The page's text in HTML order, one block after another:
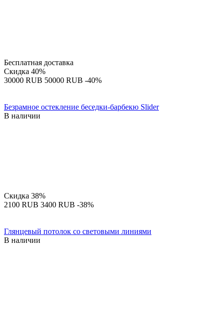
Бесплатная доставка
Скидка 40%
‍30000‍ RUB ‍50000‍ RUB -40%
Безрамное остекление беседки-барбекю Slider
В наличии
Скидка 38%
‍2100‍ RUB ‍3400‍ RUB -38%
Глянцевый потолок со световыми линиями
В наличии